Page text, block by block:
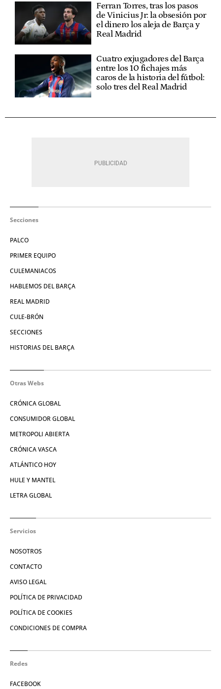
Ferran Torres, tras los pasos
de Vinicius Jr: la obsesión por
el dinero los aleja de Barça y
Real Madrid
Cuatro exjugadores del Barça
entre los 10 fichajes más
caros de la historia del fútbol:
solo tres del Real Madrid
Secciones
PALCO
PRIMER EQUIPO
CULEMANIACOS
HABLEMOS DEL BARÇA
REAL MADRID
CULE-BRÓN
SECCIONES
HISTORIAS DEL BARÇA
Otras Webs
CRÓNICA GLOBAL
CONSUMIDOR GLOBAL
METROPOLI ABIERTA
CRÓNICA VASCA
ATLÁNTICO HOY
HULE Y MANTEL
LETRA GLOBAL
Servicios
NOSOTROS
CONTACTO
AVISO LEGAL
POLÍTICA DE PRIVACIDAD
POLÍTICA DE COOKIES
CONDICIONES DE COMPRA
Redes
FACEBOOK